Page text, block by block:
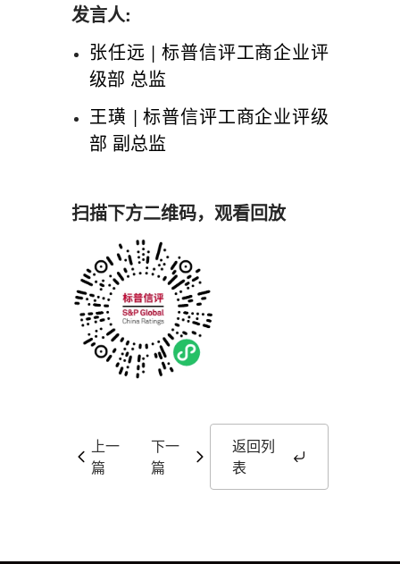
发言人:
张任远 | 标普信评工商企业评
级部 总监
王璜 | 标普信评工商企业评级
部 副总监
扫描下方二维码，观看回放
上一
篇
下一
篇
返回列
表